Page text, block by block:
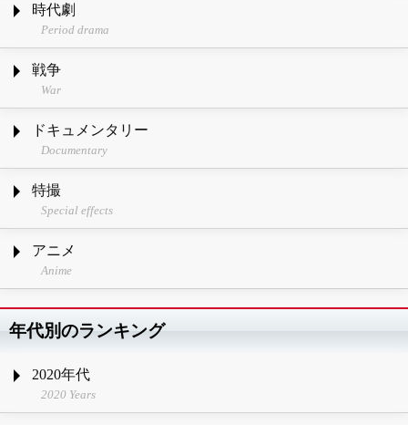
時代劇
Period drama
戦争
War
ドキュメンタリー
Documentary
特撮
Special effects
アニメ
Anime
年代別のランキング
2020年代
2020 Years